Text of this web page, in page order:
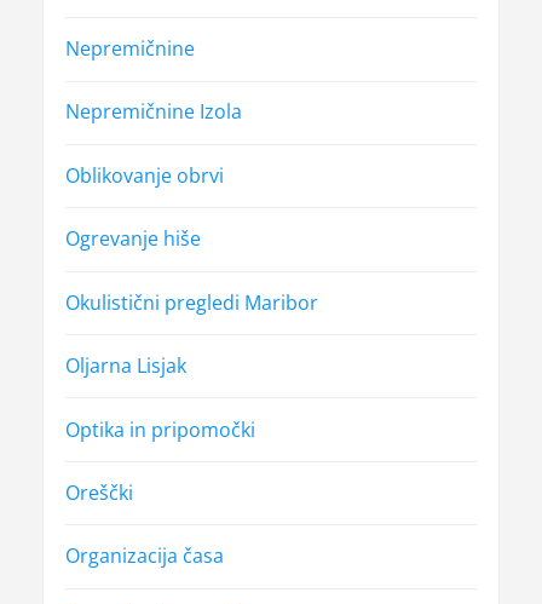
Nepremičnine
Nepremičnine Izola
Oblikovanje obrvi
Ogrevanje hiše
Okulistični pregledi Maribor
Oljarna Lisjak
Optika in pripomočki
Oreščki
Organizacija časa